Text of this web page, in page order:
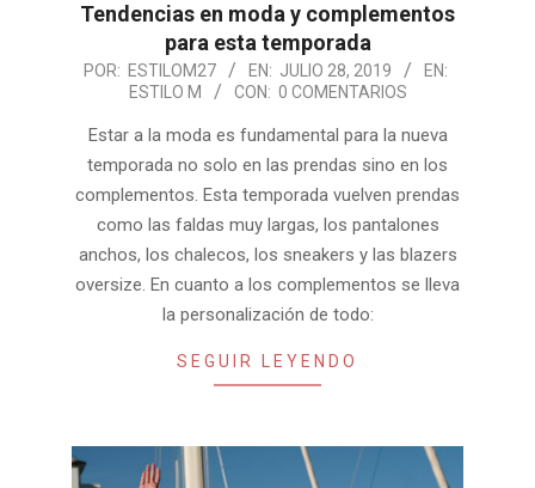
Tendencias en moda y complementos
para esta temporada
2019-
28
POR: ESTILOM27 EN: JULIO 28, 2019
EN:
ESTILO M
CON: 0 COMENTARIOS
Estar a la moda es fundamental para la nueva
temporada no solo en las prendas sino en los
complementos. Esta temporada vuelven prendas
como las faldas muy largas, los pantalones
anchos, los chalecos, los sneakers y las blazers
oversize. En cuanto a los complementos se lleva
la personalización de todo:
SEGUIR LEYENDO